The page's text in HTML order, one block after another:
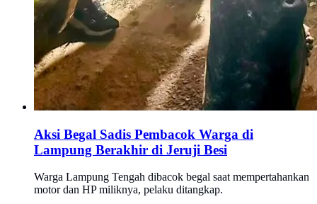
Aksi Begal Sadis Pembacok Warga di
Lampung Berakhir di Jeruji Besi
Warga Lampung Tengah dibacok begal saat mempertahankan
motor dan HP miliknya, pelaku ditangkap.